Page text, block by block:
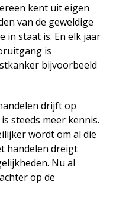
534 707 84
kent uit eigen
van de geweldige
in staat is. En elk jaar
is
bijvoorbeeld
drijft op
steeds meer kennis.
wordt om al die
handelen dreigt
Nu al
op de